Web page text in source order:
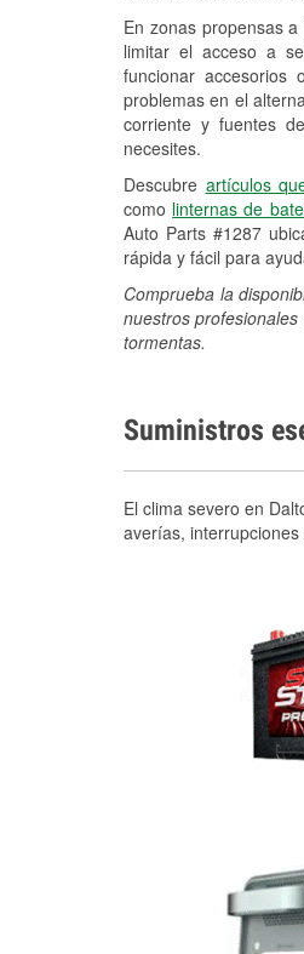
En zonas propensas
limitar el acceso a
funcionar
problemas en el
corriente y fuentes
necesites.
Descubre artículos
como linternas de
Auto Parts #1287
rápida y fácil para
Comprueba la
nuestros
tormentas.
Suministros
El clima severo en
averías,